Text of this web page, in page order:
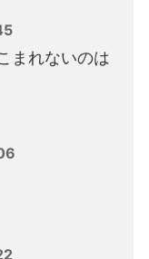
まれないのは